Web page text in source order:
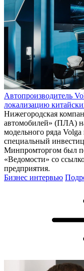
Автопроизводитель
локализацию
Нижегородская
автомобилей» (ПЛА)
модельного ряда
специальный
Минпромторгом был
«Ведомости» со
предприятия.
Бизнес интервью